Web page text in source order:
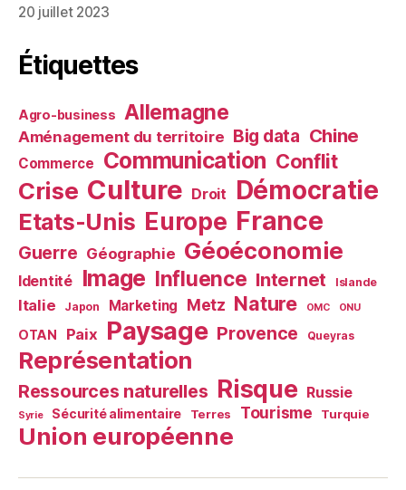
20 juillet 2023
Étiquettes
Agro-business Allemagne
Aménagement du territoire Big data Chine
Commerce Communication Conflit
Crise Culture Droit Démocratie
Etats-Unis Europe France
Guerre Géographie Géoéconomie
Identité Image Influence Internet Islande
Italie Japon Marketing Metz Nature OMC ONU
OTAN Paix Paysage Provence Queyras
Représentation
Ressources naturelles Risque Russie
Syrie Sécurité alimentaire Terres Tourisme Turquie
Union européenne